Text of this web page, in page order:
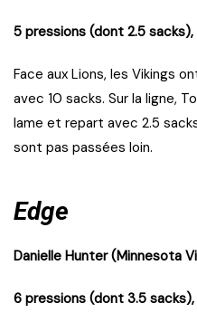
5 pressions (dont 2.5 sacks),
Face aux Lions, les Vikings
avec 10 sacks. Sur la ligne,
lame et repart avec 2.5
sont pas passées loin.
Edge
Danielle Hunter (Minnesota
6 pressions (dont 3.5